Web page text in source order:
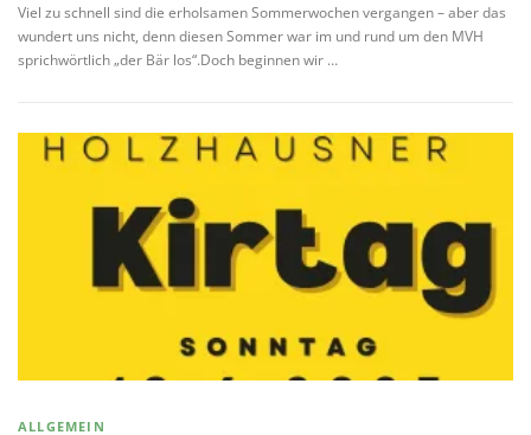
Viel zu schnell sind die erholsamen Sommerwochen vergangen – aber das
wundert uns nicht, denn diesen Sommer war im und rund um den MVH
sprichwörtlich „der Bär los“.Doch beginnen wir …
ALLGEMEIN